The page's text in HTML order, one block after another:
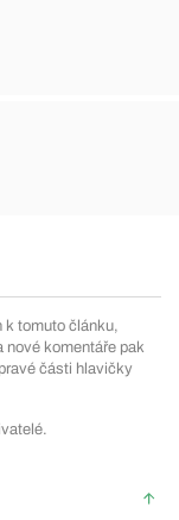
k tomuto článku,
nové komentáře pak
části hlavičky